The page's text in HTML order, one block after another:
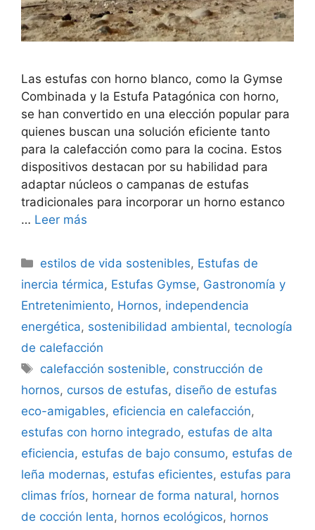
Las estufas con horno blanco, como la Gymse
Combinada y la Estufa Patagónica con horno,
se han convertido en una elección popular para
quienes buscan una solución eficiente tanto
para la calefacción como para la cocina. Estos
dispositivos destacan por su habilidad para
adaptar núcleos o campanas de estufas
tradicionales para incorporar un horno estanco
… Leer más
Categorías
estilos de vida sostenibles, Estufas de
inercia térmica, Estufas Gymse, Gastronomía y
Entretenimiento, Hornos, independencia
energética, sostenibilidad ambiental, tecnología
de calefacción
Etiquetas
calefacción sostenible, construcción de
hornos, cursos de estufas, diseño de estufas
eco-amigables, eficiencia en calefacción,
estufas con horno integrado, estufas de alta
eficiencia, estufas de bajo consumo, estufas de
leña modernas, estufas eficientes, estufas para
climas fríos, hornear de forma natural, hornos
de cocción lenta, hornos ecológicos, hornos